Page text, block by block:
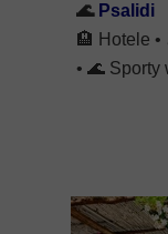
🌊 Psalidi
🏨 Hotele •
• 🌊 Sporty